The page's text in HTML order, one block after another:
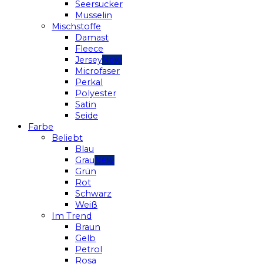
Seersucker
Musselin
Mischstoffe
Damast
Fleece
Jersey
Microfaser
Perkal
Polyester
Satin
Seide
Farbe
Beliebt
Blau
Grau
Grün
Rot
Schwarz
Weiß
Im Trend
Braun
Gelb
Petrol
Rosa